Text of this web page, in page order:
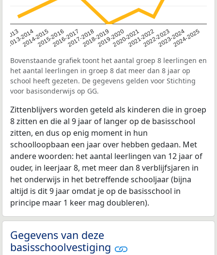
2013
2013-2014
2014-20152015-20162016-20172017-20182018-20192019-20202020-20212021-20222022-20232023-20242024-2025
Bovenstaande grafiek toont het aantal groep 8 leerlingen en
het aantal leerlingen in groep 8 dat meer dan 8 jaar op
school heeft gezeten. De gegevens gelden voor Stichting
voor basisonderwijs op GG.
Zittenblijvers worden geteld als kinderen die in groep
8 zitten en die al 9 jaar of langer op de basisschool
zitten, en dus op enig moment in hun
schoolloopbaan een jaar over hebben gedaan. Met
andere woorden: het aantal leerlingen van 12 jaar of
ouder, in leerjaar 8, met meer dan 8 verblijfsjaren in
het onderwijs in het betreffende schooljaar (bijna
altijd is dit 9 jaar omdat je op de basisschool in
principe maar 1 keer mag doubleren).
Gegevens van deze
basisschoolvestiging